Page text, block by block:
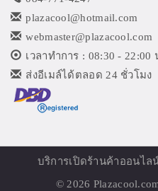
plazacool@hotmail.com
webmaster@plazacool.com
เวลาทำการ : 08:30 - 22:00
ส่งอีเมล์ได้ตลอด 24 ชั่วโมง
บริการเปิดร้านค้าออนไล
© 2026